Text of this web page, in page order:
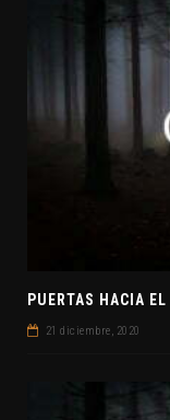
21 diciembre, 2020